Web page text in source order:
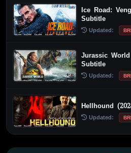
Ice Road:
Subtitle
Updated:
Jurassic
Subtitle
Updated:
Hellhound
Updated: